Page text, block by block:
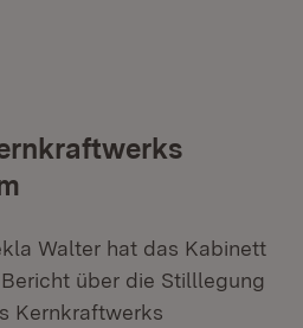
Walter hat das Kabinett
über die Stilllegung
Kernkraftwerks